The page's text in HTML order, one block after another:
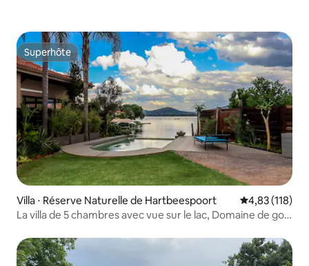
Superhôte
Superhôte
Villa ⋅ Réserve Naturelle de Hartbeespoort Évaluation
4,83 (118)
La villa de 5 chambres avec vue sur le lac, Domaine de golf